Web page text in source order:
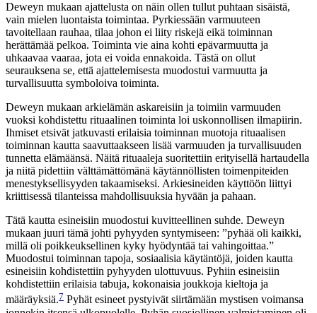
Deweyn mukaan ajattelusta on näin ollen tullut puhtaan sisäistä,
vain mielen luontaista toimintaa. Pyrkiessään varmuuteen
tavoitellaan rauhaa, tilaa johon ei liity riskejä eikä toiminnan
herättämää pelkoa. Toiminta vie aina kohti epävarmuutta ja
uhkaavaa vaaraa, jota ei voida ennakoida. Tästä on ollut
seurauksena se, että ajattelemisesta muodostui varmuutta ja
turvallisuutta symboloiva toiminta.
Deweyn mukaan arkielämän askareisiin ja toimiin varmuuden
vuoksi kohdistettu rituaalinen toiminta loi uskonnollisen ilmapiirin.
Ihmiset etsivät jatkuvasti erilaisia toiminnan muotoja rituaalisen
toiminnan kautta saavuttaakseen lisää varmuuden ja turvallisuuden
tunnetta elämäänsä. Näitä rituaaleja suoritettiin erityisellä hartaudella
ja niitä pidettiin välttämättömänä käytännöllisten toimenpiteiden
menestyksellisyyden takaamiseksi. Arkiesineiden käyttöön liittyi
kriittisessä tilanteissa mahdollisuuksia hyvään ja pahaan.
Tätä kautta esineisiin muodostui kuvitteellinen suhde. Deweyn
mukaan juuri tämä johti pyhyyden syntymiseen: ”pyhää oli kaikki,
millä oli poikkeuksellinen kyky hyödyntää tai vahingoittaa.”
Muodostui toiminnan tapoja, sosiaalisia käytäntöjä, joiden kautta
esineisiin kohdistettiin pyhyyden ulottuvuus. Pyhiin esineisiin
kohdistettiin erilaisia tabuja, kokonaisia joukkoja kieltoja ja
määräyksiä.7 Pyhät esineet pystyivät siirtämään mystisen voimansa